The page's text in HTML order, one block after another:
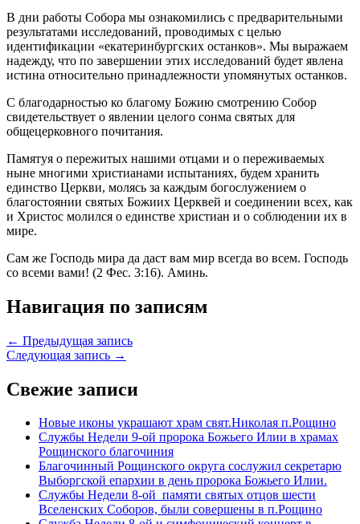
В дни работы Собора мы ознакомились с предварительными
результатами исследований, проводимых с целью
идентификации «екатеринбургских останков». Мы выражаем
надежду, что по завершении этих исследований будет явлена
истина относительно принадлежности упомянутых останков.
С благодарностью ко благому Божию смотрению Собор
свидетельствует о явлении целого сонма святых для
общецерковного почитания.
Памятуя о пережитых нашими отцами и о переживаемых
ныне многими христианами испытаниях, будем хранить
единство Церкви, молясь за каждым богослужением о
благостоянии святых Божиих Церквей и соединении всех, как
и Христос молился о единстве христиан и о соблюдении их в
мире.
Сам же Господь мира да даст вам мир всегда во всем. Господь
со всеми вами! (2 Фес. 3:16). Аминь.
Навигация по записям
← Предыдущая запись
Следующая запись →
Свежие записи
Новые иконы украшают храм свят.Николая п.Рощино
Службы Недели 9-ой пророка Божьего Илии в храмах
Рощинского благочиния
Благочинный Рощинского округа сослужил секретарю
Выборгской епархии в день пророка Божьего Илии.
Службы Недели 8-ой памяти святых отцов шести
Вселенских Соборов, были совершены в п.Рощино